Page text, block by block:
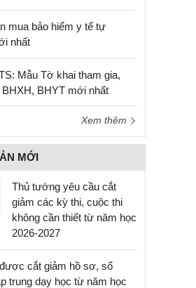
mua bảo hiểm y tế tự
nhất
Mẫu Tờ khai tham gia,
BHXH, BHYT mới nhất
Xem thêm
MỚI
Thủ tướng yêu cầu cắt
giảm các kỳ thi, cuộc thi
không cần thiết từ năm học
2026-2027
cắt giảm hồ sơ, sổ
trung dạy học từ năm học